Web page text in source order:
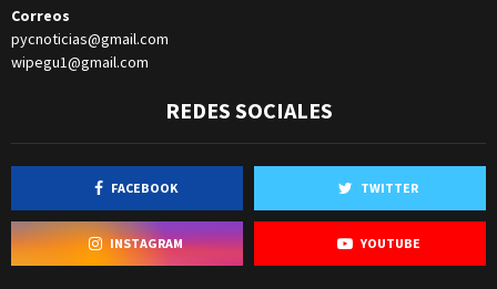
Correos
pycnoticias@gmail.com
wipegu1@gmail.com
REDES SOCIALES
FACEBOOK TWITTER
INSTAGRAM YOUTUBE